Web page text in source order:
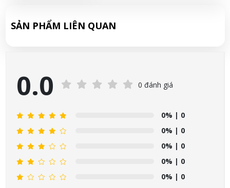
SẢN PHẨM LIÊN QUAN
0.0 0 đánh giá
0% | 0
0% | 0
0% | 0
0% | 0
0% | 0
Nguyễn Nhật Quang đã mua sản phẩm Sữa tắm Pigeon Baby
07/08/2026